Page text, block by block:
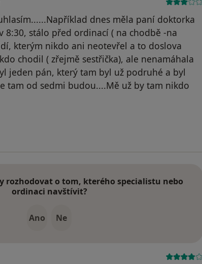
dnes měla paní doktorka
stálo před ordinací ( na chodbě -na
kterým nikdo ani neotevřel a to doslova
chodil ( zřejmě sestřička), ale nenamáhala
jeden pán, který tam byl už podruhé a byl
tam od sedmi budou....Mě už by tam nikdo
Váš účet byl odstraněn
rozhodovat o tom, kterého specialistu nebo
ordinaci navštívit?
Ano Ne